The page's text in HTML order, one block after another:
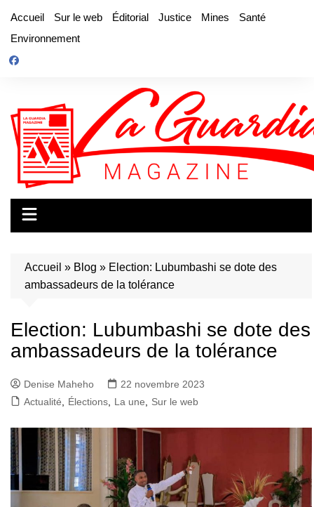
contenu
Accueil Sur le web Éditorial Justice Mines
Santé
Environnement
Accueil » Blog » Election: Lubumbashi se dote des
ambassadeurs de la tolérance
Election: Lubumbashi se dote des
ambassadeurs de la tolérance
Denise Maheho
22 novembre 2023
Actualité
Élections La une Sur le web